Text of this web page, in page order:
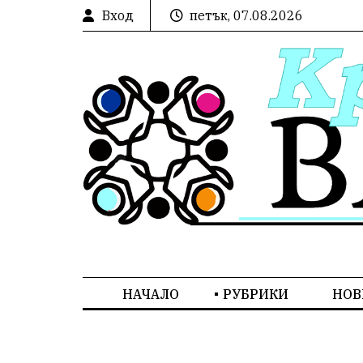
Вход петък, 07.08.2026
НАЧАЛО РУБРИКИ